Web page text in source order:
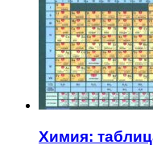
Химия: